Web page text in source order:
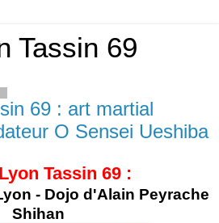
Tassin 69
69 : art martial
O Sensei Ueshiba
Tassin 69 :
- Dojo d'Alain Peyrache
Shihan